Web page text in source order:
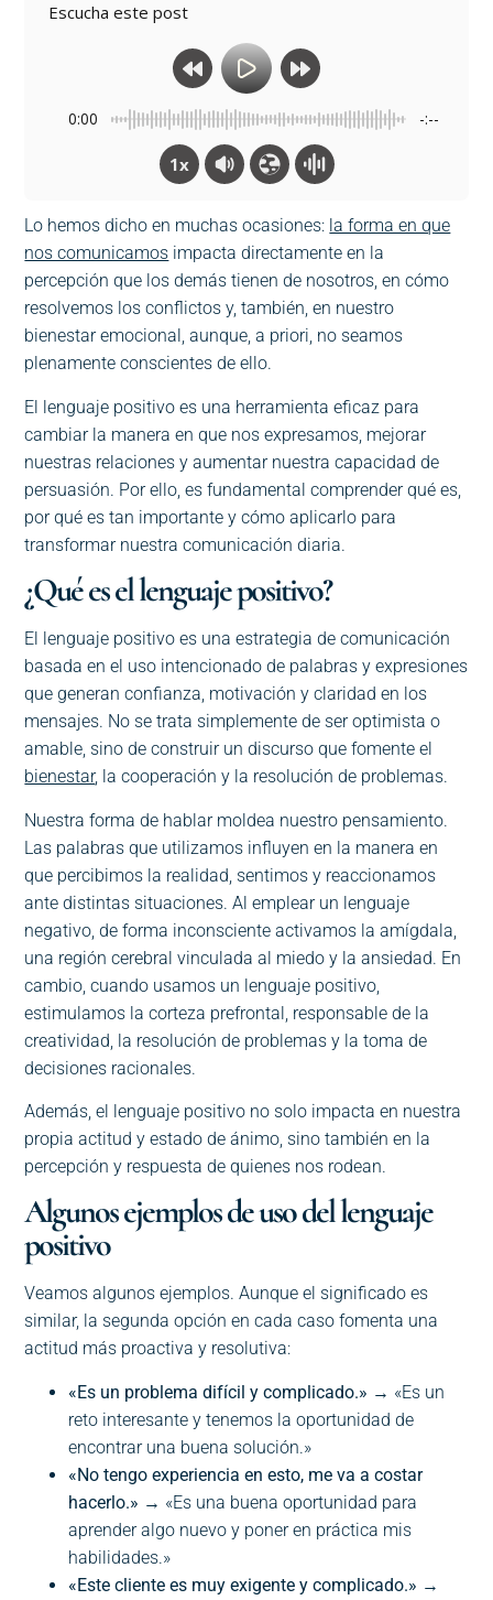
Escucha este post
0:00 -:--
1x
Lo hemos dicho en muchas ocasiones: la forma en que
nos comunicamos impacta directamente en la
percepción que los demás tienen de nosotros, en cómo
resolvemos los conflictos y, también, en nuestro
bienestar emocional, aunque, a priori, no seamos
plenamente conscientes de ello.
El lenguaje positivo es una herramienta eficaz para
cambiar la manera en que nos expresamos, mejorar
nuestras relaciones y aumentar nuestra capacidad de
persuasión. Por ello, es fundamental comprender qué es,
por qué es tan importante y cómo aplicarlo para
transformar nuestra comunicación diaria.
¿Qué es el lenguaje positivo?
El lenguaje positivo es una estrategia de comunicación
basada en el uso intencionado de palabras y expresiones
que generan confianza, motivación y claridad en los
mensajes. No se trata simplemente de ser optimista o
amable, sino de construir un discurso que fomente el
bienestar, la cooperación y la resolución de problemas.
Nuestra forma de hablar moldea nuestro pensamiento.
Las palabras que utilizamos influyen en la manera en
que percibimos la realidad, sentimos y reaccionamos
ante distintas situaciones. Al emplear un lenguaje
negativo, de forma inconsciente activamos la amígdala,
una región cerebral vinculada al miedo y la ansiedad. En
cambio, cuando usamos un lenguaje positivo,
estimulamos la corteza prefrontal, responsable de la
creatividad, la resolución de problemas y la toma de
decisiones racionales.
Además, el lenguaje positivo no solo impacta en nuestra
propia actitud y estado de ánimo, sino también en la
percepción y respuesta de quienes nos rodean.
Algunos ejemplos de uso del lenguaje
positivo
Veamos algunos ejemplos. Aunque el significado es
similar, la segunda opción en cada caso fomenta una
actitud más proactiva y resolutiva:
«Es un problema difícil y complicado.» → «Es un
reto interesante y tenemos la oportunidad de
encontrar una buena solución.»
«No tengo experiencia en esto, me va a costar
hacerlo.» → «Es una buena oportunidad para
aprender algo nuevo y poner en práctica mis
habilidades.»
«Este cliente es muy exigente y complicado.» →